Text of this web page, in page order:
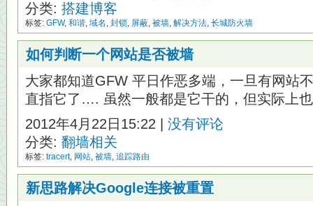
分类: 搭建博客
标签: GFW, 和谐, 域名 , 封锁, 屏蔽, 被墙, 解决方法, 长城防火墙
如何判断一个网站是否被墙
大家都知道GFW 平日作恶多端，一旦有网站
直指它了…. 虽然一般都是它干的，但实际上
2012年4月22日15:22 | 没有评论
分类: 翻墙相关
标签: tracert, 网站, 被墙, 追踪路由
新思路解决Google连接被重置